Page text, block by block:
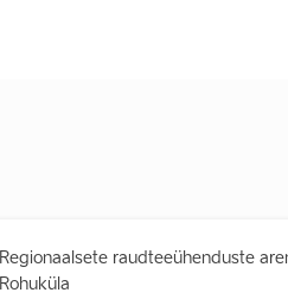
Regionaalsete raudteeühenduste
Rohuküla